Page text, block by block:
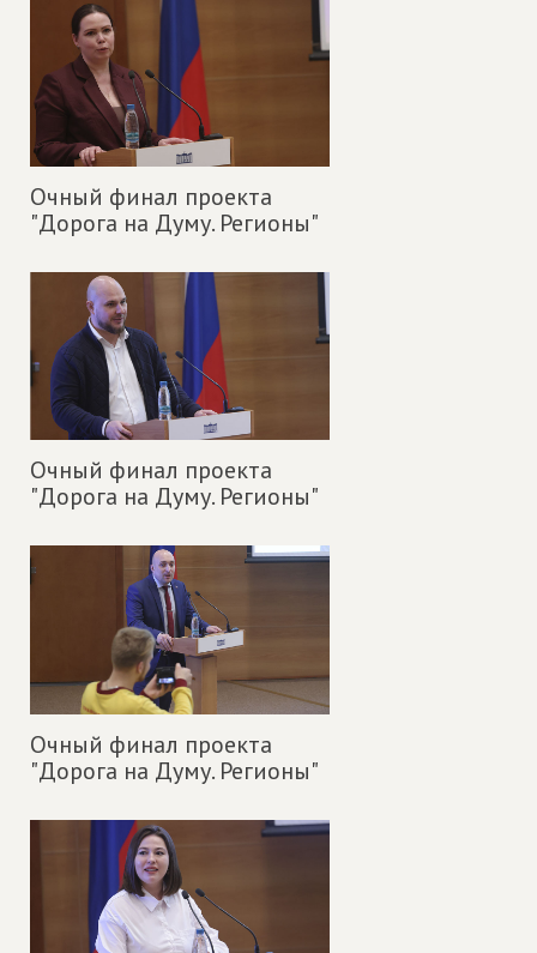
Очный финал проекта
"Дорога на Думу. Регионы"
Очный финал проекта
"Дорога на Думу. Регионы"
Очный финал проекта
"Дорога на Думу. Регионы"